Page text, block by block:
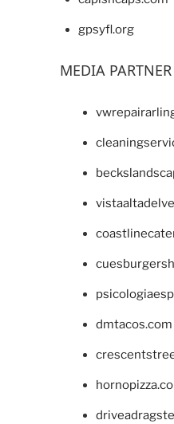
gpsyfl.org
MEDIA
dmtacos.com